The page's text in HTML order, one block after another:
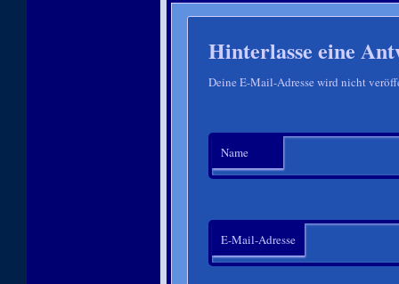
Hinterlasse eine
Deine E-Mail-Adresse wird nicht
Name
E-Mail-Adresse